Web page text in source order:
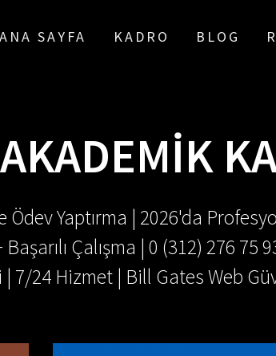
ANA SAYFA KADRO BLOG
AKADEMIK
Yaptırma | 2026'da
Çalışma | 0 (312) 276 75
| 7/24 Hizmet | Bill Gates Web